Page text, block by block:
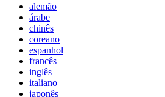
alemão
árabe
chinês
coreano
espanhol
francês
inglês
italiano
japonês